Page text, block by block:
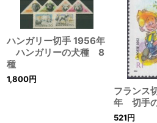
ハンガリー切手 1956年
ハンガリーの犬種 8
種
1,800円
フラン
年 切手
521円